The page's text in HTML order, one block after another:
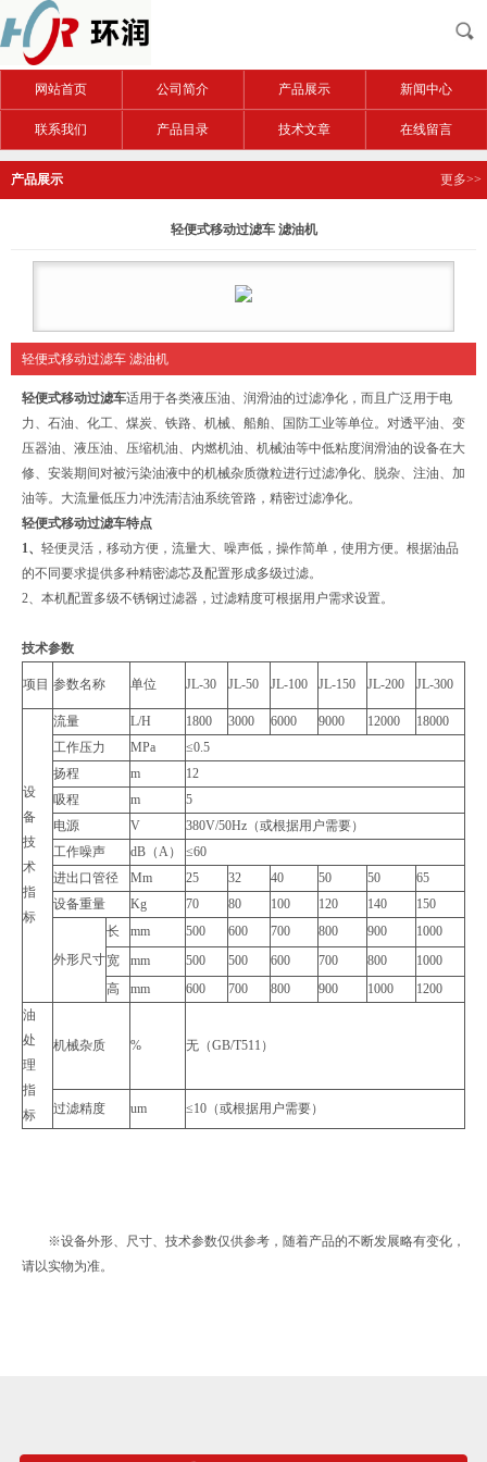
网站首页 公司简介 产品展示 新闻中心
联系我们 产品目录 技术文章 在线留言
产品展示 更多>>
轻便式移动过滤车 滤油机
轻便式移动过滤车 滤油机
轻便式移动过滤车适用于各类液压油、润滑油的过滤净化，而且广泛用于电
力、石油、化工、煤炭、铁路、机械、船舶、国防工业等单位。对透平油、变
压器油、液压油、压缩机油、内燃机油、机械油等中低粘度润滑油的设备在大
修、安装期间对被污染油液中的机械杂质微粒进行过滤净化、脱杂、注油、加
油等。大流量低压力冲洗清洁油系统管路，精密过滤净化。
轻便式移动过滤车特点
1、 轻便灵活，移动方便，流量大、噪声低，操作简单，使用方便。根据油品
的不同要求提供多种精密滤芯及配置形成多级过滤。
2、本机配置多级不锈钢过滤器，过滤精度可根据用户需求设置。
技术参数
项目 参数名称 单位 JL-30 JL-50 JL-100 JL-150 JL-200 JL-300
设
备
技
术
指
标
流量 L/H 1800 3000 6000 9000 12000
18000
工作压力
MPa
≤0.5
扬程
m
12
吸程
m
5
电源
V
380V/50Hz（或根据用户需要）
工作噪声
dB（A）
≤60
进出口管径
Mm 25 32 40 50 50
65
设备重量
Kg 70 80 100 120 140 150
外形尺寸
长 mm 500 600 700 800 900
1000
宽
mm 500 500 600 700 800
1000
高
mm 600 700 800 900 1000
1200
油
处
理
指
标
机械杂质 % 无（GB/T511）
过滤精度 um ≤10（或根据用户需要）
※设备外形、尺寸、技术参数仅供参考，随着产品的不断发展略有变化，
请以实物为准。